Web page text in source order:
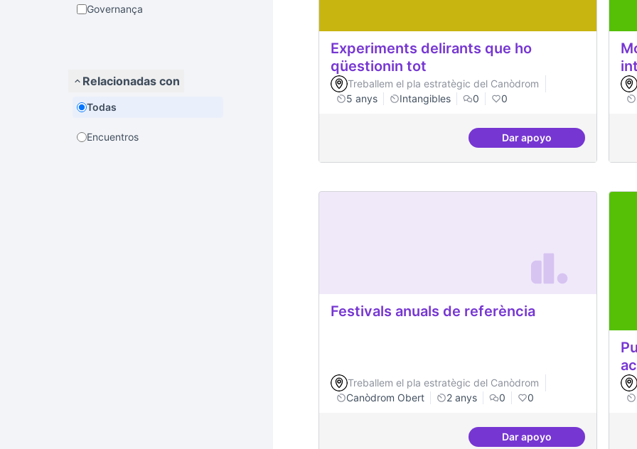
Governança
Relacionadas con
Todas
Encuentros
Experiments delirants que ho
qüestionin tot
Treballem el pla estratègic del Canòdrom
5 anys
Intangibles 0 0
Dar apoyoExperiments delirants
Festivals anuals de referència
Treballem el pla estratègic del Canòdrom
Canòdrom Obert
2 anys 0 0
Dar apoyoFestivals anuals de